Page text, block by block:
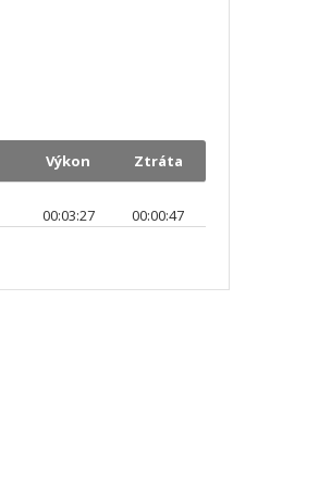
Výkon
Ztráta
00:03:27 00:00:47